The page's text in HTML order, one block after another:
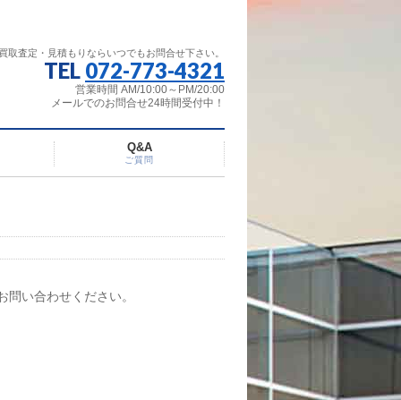
取査定・見積もりならいつでもお問合せ下さい。
TEL 072-773-4321
営業時間 AM/10:00～PM/20:00
メールでのお問合せ24時間受付中！
Q&A
ご質問
い合わせください。